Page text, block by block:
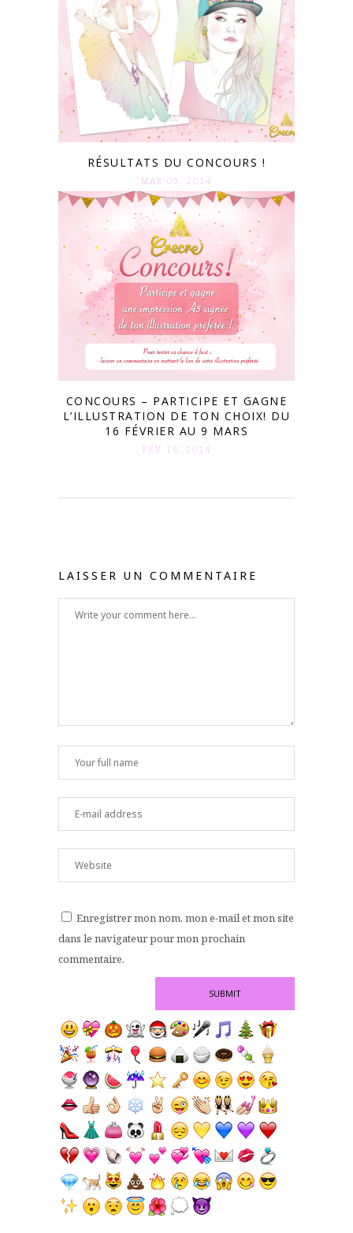
RÉSULTATS DU CONCOURS !
MAR 09. 2014
CONCOURS – PARTICIPE ET GAGNE
L’ILLUSTRATION DE TON CHOIX! DU
16 FÉVRIER AU 9 MARS
FÉV 16. 2014
LAISSER UN COMMENTAIRE
Enregistrer mon nom, mon e-mail et mon site
dans le navigateur pour mon prochain
commentaire.